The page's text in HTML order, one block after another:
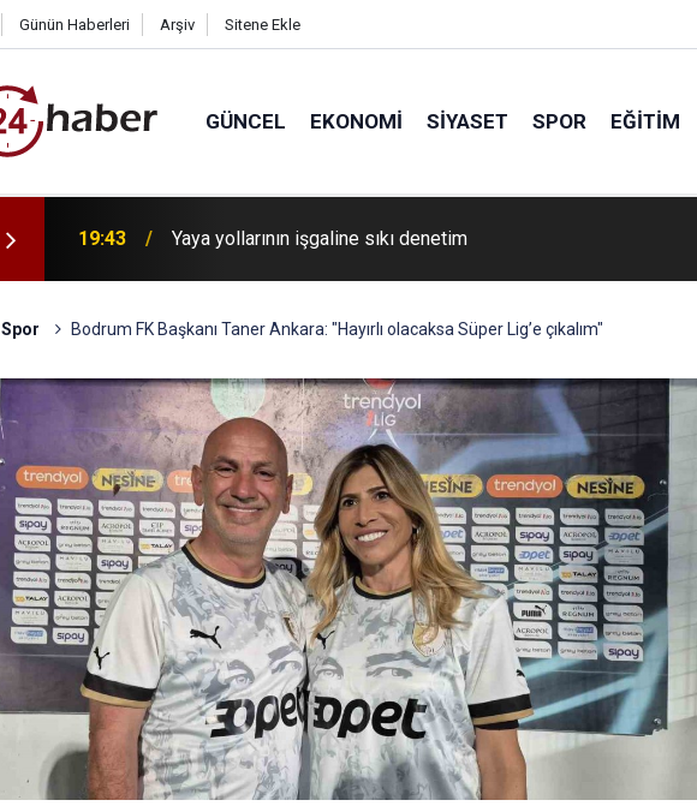
Günün Haberleri Arşiv Sitene Ekle
GÜNCEL EKONOMI SIYASET SPOR EĞITIM
19:43 Yaya yollarının işgaline sıkı denetim
Spor Bodrum FK Başkanı Taner Ankara: "Hayırlı olacaksa Süper Lig’e çıkalım"